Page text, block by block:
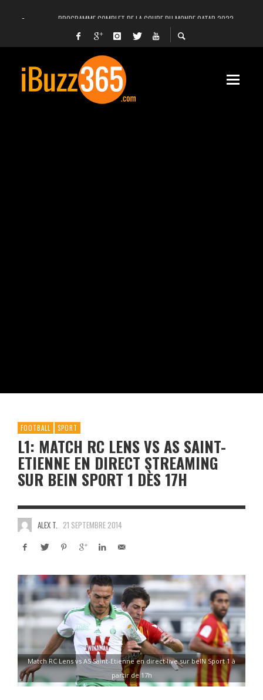
PROGRAMME COMPLET DE LA COUPE DU MONDE QATAR 2022
FACEBOOK, INSTAGRAM ET WHATSAPP HORS SERVICE! EST-CE UNE CYBER-
UNE VIDÉO 4K MONTRE LA PLANÈTE MARS EN ULTRA-HAUTE DÉFINITION
LANCEMENT DU PREMIER VOL HABITÉ DE SPACEX
DÉCÈS DE L’EX-PRÉSIDENT ZINE EL ABIDINE BEN ALI, SERA-T-IL ENTERRÉ EN
FOOTBALL SPORT
L1: MATCH RC LENS VS AS SAINT-
ETIENNE EN DIRECT STREAMING
SUR BEIN SPORT 1 DÈS 17H
ALEX T. 21 SEPTEMBRE 2014
Match RC Lens vs AS Saint-Etienne en direct live sur beIN Sport 1 à
partir de 17h